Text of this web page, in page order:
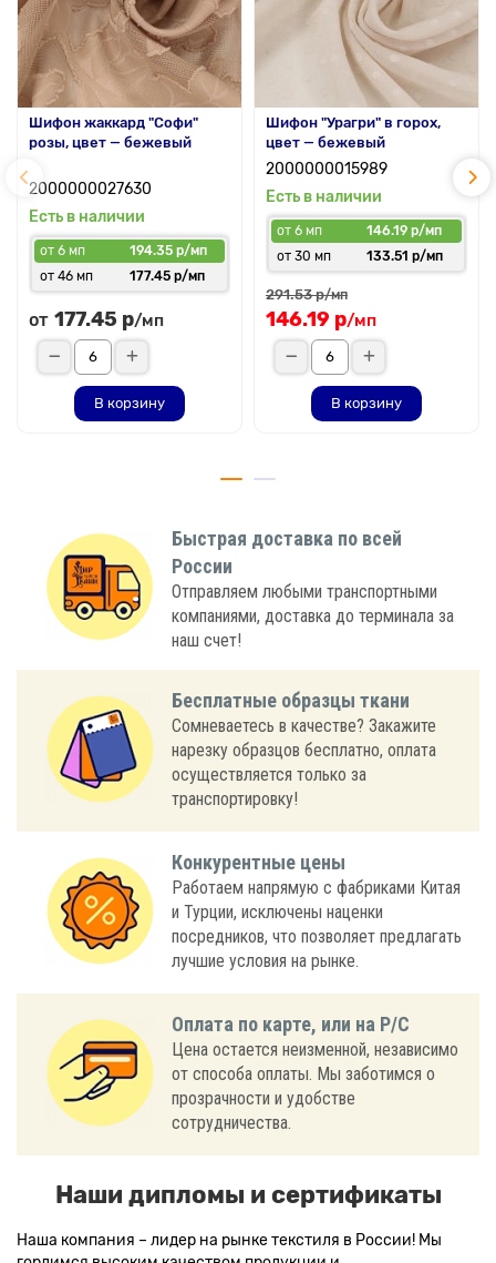
Шифон жаккард "Софи"
розы, цвет — бежевый
2000000027630
Есть в наличии
от 6 мп
194.35 р/мп
от 46 мп
177.45 р/мп
от 177.45 р/мп
В корзину
Шифон "Урагри" в горох,
цвет — бежевый
2000000015989
Есть в наличии
от 6 мп
146.19 р/мп
от 30 мп
133.51 р/мп
291.53 р/мп
146.19 р/мп
В корзину
Быстрая доставка по всей
России
Отправляем любыми транспортными
компаниями, доставка до терминала за
наш счет!
Бесплатные образцы ткани
Сомневаетесь в качестве? Закажите
нарезку образцов бесплатно, оплата
осуществляется только за
транспортировку!
Конкурентные цены
Работаем напрямую с фабриками Китая
и Турции, исключены наценки
посредников, что позволяет предлагать
лучшие условия на рынке.
Оплата по карте, или на Р/С
Цена остается неизменной, независимо
от способа оплаты. Мы заботимся о
прозрачности и удобстве
сотрудничества.
Наши дипломы и сертификаты
Наша компания – лидер на рынке текстиля в России! Мы